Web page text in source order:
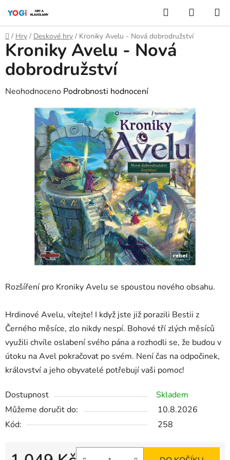
obsah
Hledat
KOŠÍK
Domů
/ Hry / Deskové hry / Kroniky Avelu - Nová dobrodružství
Rozšíření pro Kroniky Avelu se spoustou nového obsahu.
Hrdinové Avelu, vítejte! I když jste již porazili Bestii z
Černého měsíce, zlo nikdy nespí. Bohové tří zlých měsíců
využili chvíle oslabení svého pána a rozhodli se, že budou v
útoku na Avel pokračovat po svém. Není čas na odpočinek,
království a jeho obyvatelé potřebují vaši pomoc!
Dostupnost
Skladem
Můžeme doručit do:
10.8.2026
Kód:
258
Kroniky Avelu - Nová
dobrodružství
Průměrné
hodnocení
produktu
hvězdiček.
Neohodnoceno Podrobnosti hodnocení